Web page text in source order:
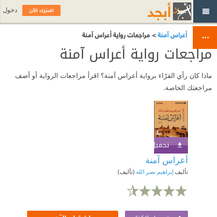
أعراس آمنة> مراجعات رواية أعراس آمنة
مراجعات رواية أعراس آمنة
ماذا كان رأي القرّاء برواية أعراس آمنة؟ اقرأ مراجعات الرواية أو أضف
مراجعتك الخاصة.
تحميل الكتاب
أعراس آمنة
تأليفإبراهيم نصر الله (تأليف)
اشترك الآن دخول